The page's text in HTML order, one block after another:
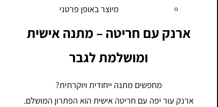
מיוצר באופן פרטני
ארנק עם חריטה – מתנה אישית
ומושלמת לגבר
מחפשים מתנה ייחודית ויוקרתית?
ארנק עור יפה עם חריטה אישית הוא הפתרון המושלם.